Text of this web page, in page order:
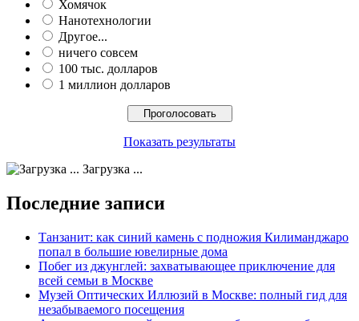
Хомячок
Нанотехнологии
Другое...
ничего совсем
100 тыс. долларов
1 миллион долларов
Показать результаты
Загрузка ...
Последние записи
Танзанит: как синий камень с подножия Килиманджаро
попал в большие ювелирные дома
Побег из джунглей: захватывающее приключение для
всей семьи в Москве
Музей Оптических Иллюзий в Москве: полный гид для
незабываемого посещения